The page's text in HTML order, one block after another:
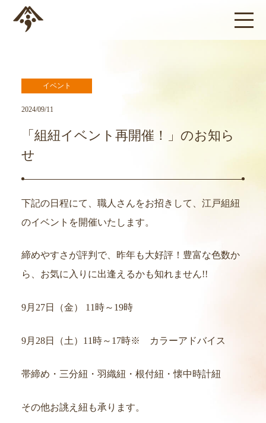
イベント
「組紐イベント再開催！」のお知ら
せ
2024/09/11
下記の日程にて、職人さんをお招きして、江戸組紐
のイベントを開催いたします。
締めやすさが評判で、昨年も大好評！豊富な色数か
ら、お気に入りに出逢えるかも知れません!!
9月27日（金） 11時～19時
9月28日（土）11時～17時※ カラーアドバイス
帯締め・三分紐・羽織紐・根付紐・懐中時計紐
その他お誂え紐も承ります。